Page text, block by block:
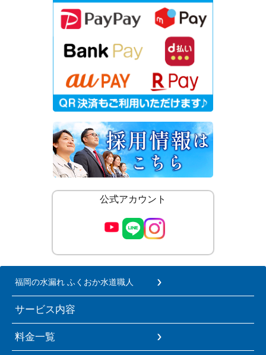
公式アカウント
福岡の水漏れ ふくおか水道職人
サービス内容
料金一覧